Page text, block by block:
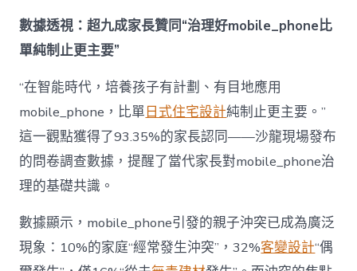
成
為
東
西”，
而
非
“家
庭
中
數據透視：超九成家長贊同“治理好mobile_phone比
單純制止更主要”
“在智能時代，培養孩子有計劃、有目地應用
mobile_phone，比單日式住宅設計純制止更主要。”
這一觀點獲得了93.35%的家長認同——沙龍現場發布
的問卷調查數據，提醒了當代家長對mobile_phone治
理的基礎共識。
數據顯示，mobile_phone引發的親子沖突已成為廣泛
現象：10%的家庭“經常發生沖突”，32%客變設計“偶